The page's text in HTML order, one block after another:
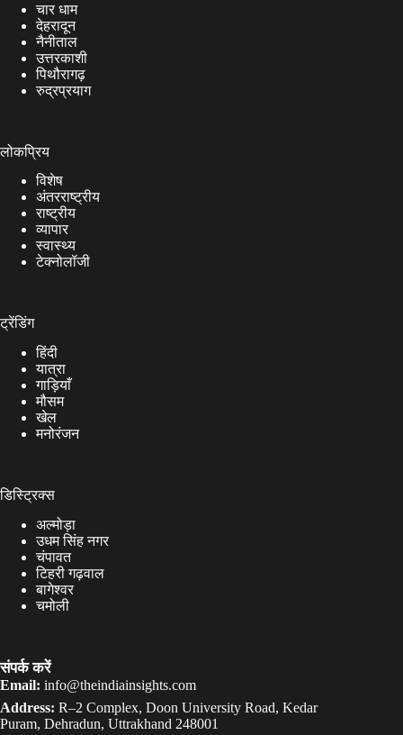
चार धाम
देहरादून
नैनीताल
उत्तरकाशी
पिथौरागढ़
रुद्रप्रयाग
लोकप्रिय
विशेष
अंतरराष्ट्रीय
राष्ट्रीय
व्यापार
स्वास्थ्य
टेक्नोलॉजी
ट्रेंडिंग
हिंदी
यात्रा
गाड़ियाँ
मौसम
खेल
मनोरंजन
डिस्ट्रिक्स
अल्मोड़ा
उधम सिंह नगर
चंपावत
टिहरी गढ़वाल
बागेश्वर
चमोली
संपर्क करें
Email: info@theindiainsights.com
Address: R–2 Complex, Doon University Road, Kedar
Puram, Dehradun, Uttrakhand 248001